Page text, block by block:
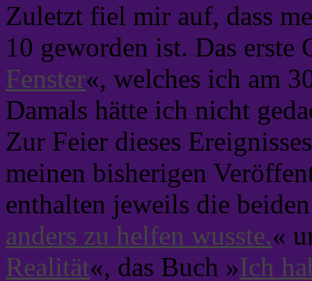
Zuletzt fiel mir auf, dass
10 geworden ist. Das erste
Fenster«, welches ich am
Damals hätte ich nicht
Zur Feier dieses
meinen bisherigen
enthalten jeweils die
anders zu helfen wusste.«
Realität«, das Buch »Ich